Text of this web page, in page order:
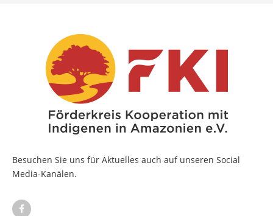
Besuchen Sie uns für Aktuelles auch auf unseren Social
Media-Kanälen.